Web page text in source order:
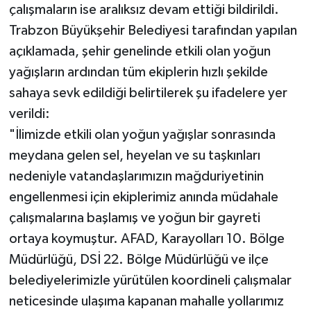
çalışmaların ise aralıksız devam ettiği bildirildi.
Trabzon Büyükşehir Belediyesi tarafından yapılan
açıklamada, şehir genelinde etkili olan yoğun
yağışların ardından tüm ekiplerin hızlı şekilde
sahaya sevk edildiği belirtilerek şu ifadelere yer
verildi:
"İlimizde etkili olan yoğun yağışlar sonrasında
meydana gelen sel, heyelan ve su taşkınları
nedeniyle vatandaşlarımızın mağduriyetinin
engellenmesi için ekiplerimiz anında müdahale
çalışmalarına başlamış ve yoğun bir gayreti
ortaya koymuştur. AFAD, Karayolları 10. Bölge
Müdürlüğü, DSİ 22. Bölge Müdürlüğü ve ilçe
belediyelerimizle yürütülen koordineli çalışmalar
neticesinde ulaşıma kapanan mahalle yollarımız